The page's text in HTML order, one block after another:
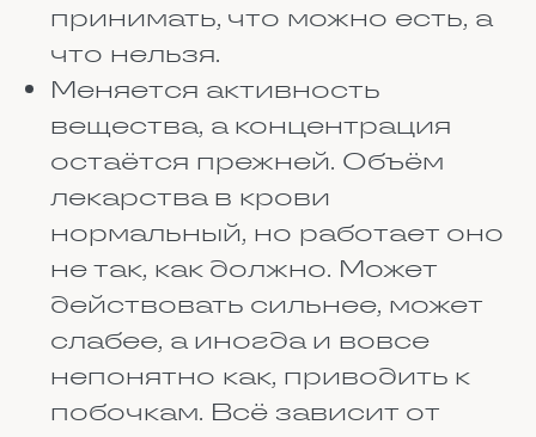
НА ЛЮДЕЙ
Вы замечали, что одному
человеку таблетка от давления
помогает с половинки, а
другому и целой мало? Дело не
в том, что второй притворяется.
Просто у людей разная
генетика. У каждого свой набор
ферментов, которые либо
помогают лекарству работать,
либо мешают. Эта наука
называется фармакогенетикой.
Вот пример: есть народы, у